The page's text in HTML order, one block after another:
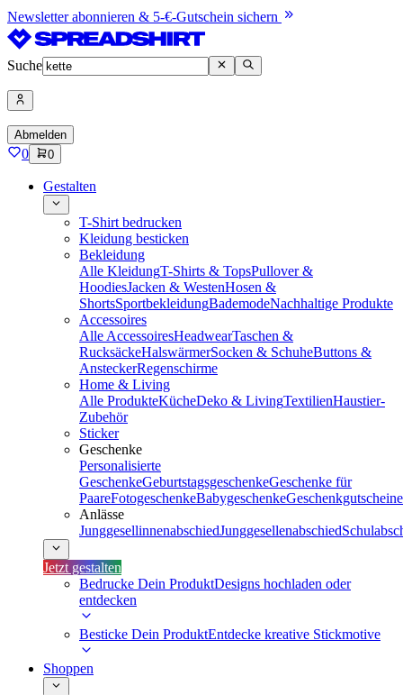
Newsletter abonnieren & 5-€-Gutschein sichern
Suche
Abmelden
0 0
Gestalten
T-Shirt bedrucken
Kleidung besticken
Bekleidung
Alle KleidungT-Shirts & TopsPullover &
HoodiesJacken & WestenHosen &
ShortsSportbekleidungBademodeNachhaltige Produkte
Accessoires
Alle AccessoiresHeadwearTaschen &
RucksäckeHalswärmerSocken & SchuheButtons &
AnsteckerRegenschirme
Home & Living
Alle ProdukteKücheDeko & LivingTextilienHaustier-
Zubehör
Sticker
Geschenke
Personalisierte
GeschenkeGeburtstagsgeschenkeGeschenke für
PaareFotogeschenkeBabygeschenkeGeschenkgutscheine
Anlässe
JunggesellinnenabschiedJunggesellenabschied
Jetzt gestalten
Bedrucke Dein ProduktDesigns hochladen oder
entdecken
Besticke Dein ProduktEntdecke kreative Stickmotive
Shoppen